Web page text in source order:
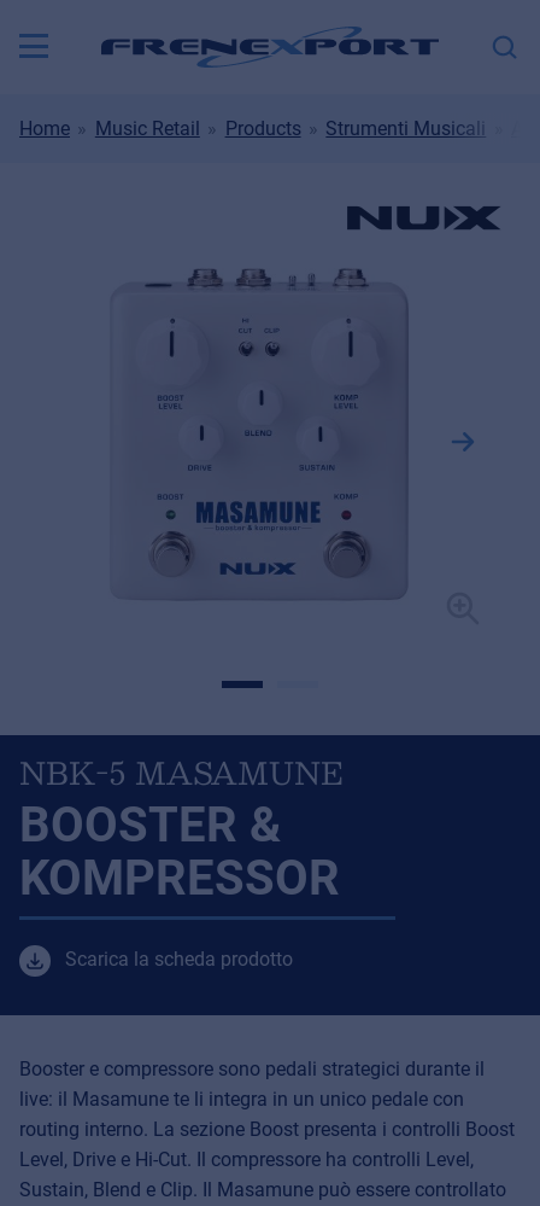
Home Music Retail Products Strumenti Musicali
NBK-5 MASAMUNE
BOOSTER &
KOMPRESSOR
Scarica la scheda prodotto
Booster e compressore sono pedali strategici durante il
live: il Masamune te li integra in un unico pedale con
routing interno. La sezione Boost presenta i controlli Boost
Level, Drive e Hi-Cut. Il compressore ha controlli Level,
Sustain, Blend e Clip. Il Masamune può essere controllato